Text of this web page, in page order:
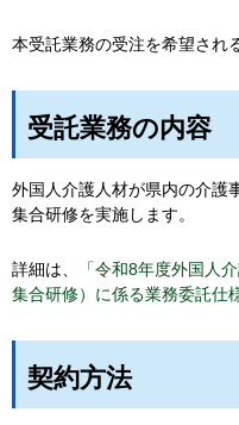
本受託業務の受注を希望され
受託業務の内容
外国人介護人材が県内の介護
集合研修を実施します。
詳細は、
「令和8年度外国人
集合研修）に係る業務委託仕
契約方法